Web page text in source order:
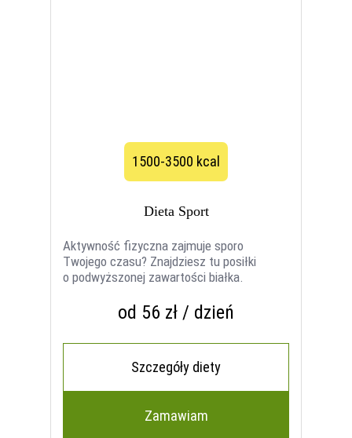
1500-3500 kcal
Dieta Sport
Aktywność fizyczna zajmuje sporo
Twojego czasu? Znajdziesz tu posiłki
o podwyższonej zawartości białka.
od 56 zł / dzień
Szczegóły diety
Zamawiam